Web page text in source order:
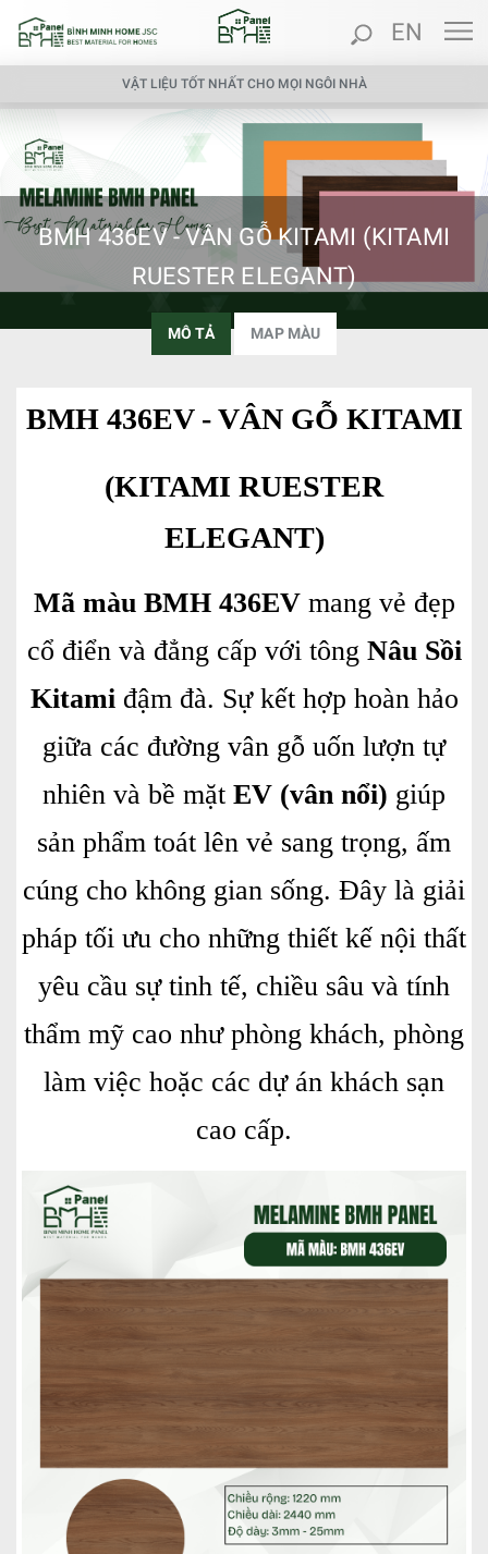
EN
VẬT LIỆU TỐT NHẤT CHO MỌI NGÔI NHÀ
BMH 436EV - VÂN GỖ KITAMI (KITAMI
RUESTER ELEGANT)
MÔ TẢ MAP MÀU
BMH 436EV - VÂN GỖ KITAMI
(KITAMI RUESTER
ELEGANT)
Mã màu BMH 436EVmang vẻ đẹp
cổ điển và đẳng cấp với tông Nâu Sồi
Kitamiđậm đà. Sự kết hợp hoàn hảo
giữa các đường vân gỗ uốn lượn tự
nhiên và bề mặt EV (vân nổi) giúp
sản phẩm toát lên vẻ sang trọng, ấm
cúng cho không gian sống. Đây là giải
pháp tối ưu cho những thiết kế nội thất
yêu cầu sự tinh tế, chiều sâu và tính
thẩm mỹ cao như phòng khách, phòng
làm việc hoặc các dự án khách sạn
cao cấp.